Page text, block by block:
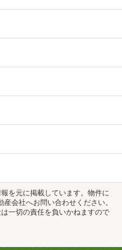
報を元に掲載しています。物件に
会社へお問い合わせください。
一切の責任を負いかねますので